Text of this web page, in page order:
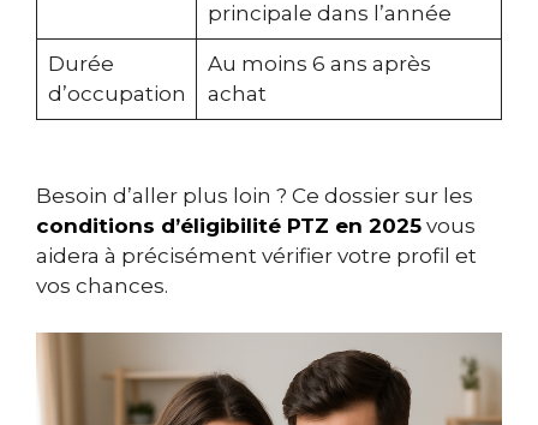
principale dans l’année
Durée
d’occupation
Au moins 6 ans après
achat
Besoin d’aller plus loin ? Ce dossier sur les
conditions d’éligibilité PTZ en 2025 vous
aidera à précisément vérifier votre profil et
vos chances.